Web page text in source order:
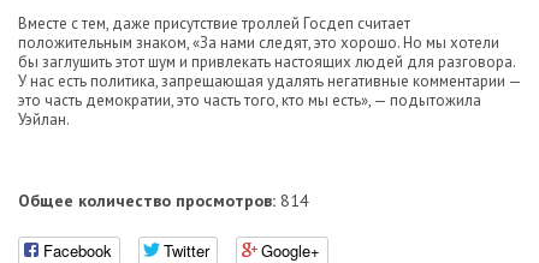
Вместе с тем, даже присутствие троллей Госдеп считает
положительным знаком, «За нами следят, это хорошо. Но мы хотели
бы заглушить этот шум и привлекать настоящих людей для разговора.
У нас есть политика, запрещающая удалять негативные комментарии —
это часть демократии, это часть того, кто мы есть», — подытожила
Уэйлан.
Общее количество просмотров: 814
Facebook Twitter Google+